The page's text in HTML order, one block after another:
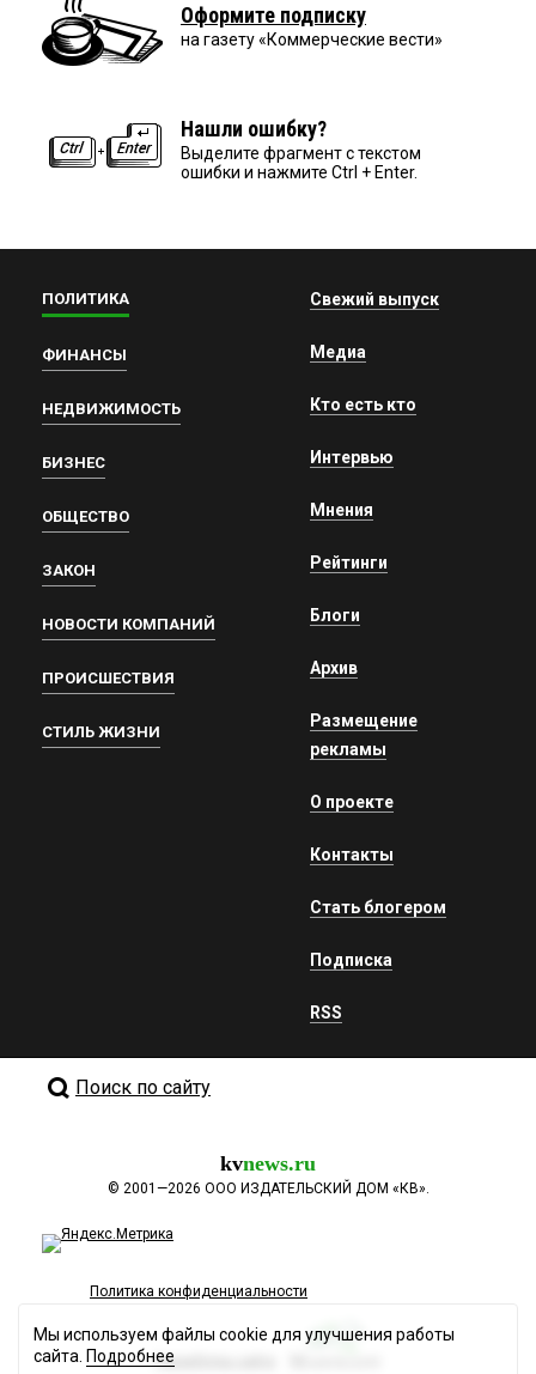
Оформите подписку
на газету «Коммерческие вести»
Нашли ошибку?
Выделите фрагмент с текстом
ошибки и нажмите Ctrl + Enter.
ПОЛИТИКА
ФИНАНСЫ
НЕДВИЖИМОСТЬ
БИЗНЕС
ОБЩЕСТВО
ЗАКОН
НОВОСТИ КОМПАНИЙ
ПРОИСШЕСТВИЯ
СТИЛЬ ЖИЗНИ
Свежий выпуск
Медиа
Кто есть кто
Интервью
Мнения
Рейтинги
Блоги
Архив
Размещение
рекламы
О проекте
Контакты
Стать блогером
Подписка
RSS
Поиск по сайту
kvnews.ru
© 2001—2026 ООО ИЗДАТЕЛЬСКИЙ ДОМ «КВ».
Политика конфиденциальности
Разработка сайта
Мы используем файлы cookie для улучшения работы
сайта. Подробнее